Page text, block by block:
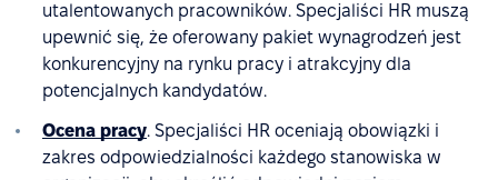
utalentowanych pracowników. Specjaliści HR muszą
upewnić się, że oferowany pakiet wynagrodzeń jest
konkurencyjny na rynku pracy i atrakcyjny dla
potencjalnych kandydatów.
Ocena pracy. Specjaliści HR oceniają obowiązki i
zakres odpowiedzialności każdego stanowiska w